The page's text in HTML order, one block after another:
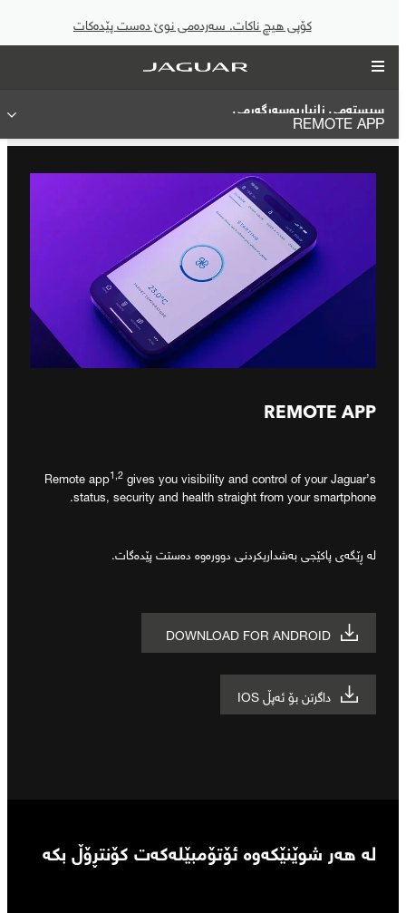
کۆپی هیچ ناکات. سەردەمی نوێ دەست پێدەکات
سیستەمی زانیاریوسەرگەرمی
REMOTE APP
REMOTE APP
Remote app1,2gives you visibility and control of your Jaguar’s
status, security and health straight from your smartphone.
لە ڕێگەی پاکێجی بەشداریکردنی دوورەوە دەستت پێدەگات.
DOWNLOAD FOR ANDROID
داگرتن بۆ ئەپڵ IOS
لە هەر شوێنێکەوە ئۆتۆمبێلەکەت کۆنتڕۆڵ بکە